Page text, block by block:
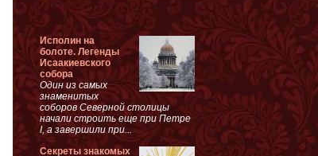
Исполин на
болоте. Легенды
Исаакиевского
собора
Один из самых
знаменитых
соборов Северной столицы
начали строить еще при Петре
I, а завершили при...
Секреты знакомых